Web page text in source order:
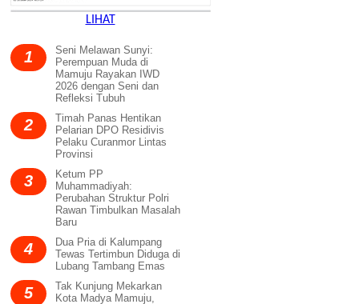
LIHAT
1
Seni Melawan Sunyi:
Perempuan Muda di
Mamuju Rayakan IWD
2026 dengan Seni dan
Refleksi Tubuh
2
Timah Panas Hentikan
Pelarian DPO Residivis
Pelaku Curanmor Lintas
Provinsi
3
Ketum PP
Muhammadiyah:
Perubahan Struktur Polri
Rawan Timbulkan Masalah
Baru
4
Dua Pria di Kalumpang
Tewas Tertimbun Diduga di
Lubang Tambang Emas
5
Tak Kunjung Mekarkan
Kota Madya Mamuju,